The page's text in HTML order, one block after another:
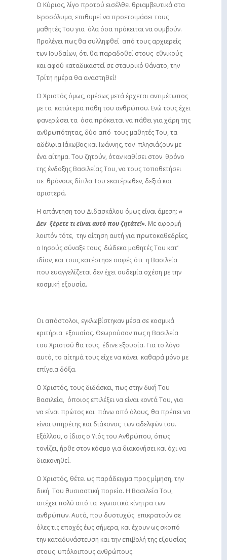
Ο Κύριος, λίγο προτού εισέλθει θριαμβευτικά στα
Ιεροσόλυμα, επιθυμεί να προετοιμάσει τους
μαθητές Του για όλα όσα πρόκειται να συμβούν.
Προλέγει πως θα συλληφθεί από τους αρχιερείς
των Ιουδαίων, ότι θα παραδοθεί στους εθνικούς
και αφού καταδικαστεί σε σταυρικό θάνατο, την
Τρίτη ημέρα θα αναστηθεί!
Ο Χριστός όμως, αμέσως μετά έρχεται αντιμέτωπος
με τα κατώτερα πάθη του ανθρώπου. Ενώ τους έχει
φανερώσει τα όσα πρόκειται να πάθει για χάρη της
ανθρωπότητας, δύο από τους μαθητές Του, τα
αδέλφια Ιάκωβος και Ιωάννης, τον πλησιάζουν με
ένα αίτημα. Του ζητούν, όταν καθίσει στον θρόνο
της ένδοξης Βασιλείας Του, να τους τοποθετήσει
σε θρόνους δίπλα Του εκατέρωθεν, δεξιά και
αριστερά.
Η απάντηση του Διδασκάλου όμως είναι άμεση: «
Δεν ξέρετε τι είναι αυτό που ζητάτε!». Με αφορμή
λοιπόν τότε, την αίτηση αυτή για πρωτοκαθεδρίες,
ο Ιησούς σύναξε τους δώδεκα μαθητές Του κατ’
ιδίαν, και τους κατέστησε σαφές ότι η Βασιλεία
που ευαγγελίζεται δεν έχει ουδεμία σχέση με την
κοσμική εξουσία.
Οι απόστολοι, εγκλωβίστηκαν μέσα σε κοσμικά
κριτήρια εξουσίας. Θεωρούσαν πως η Βασιλεία
του Χριστού θα τους έδινε εξουσία. Για το λόγο
αυτό, το αίτημά τους είχε να κάνει καθαρά μόνο με
επίγεια δόξα.
Ο Χριστός, τους διδάσκει, πως στην δική Του
Βασιλεία, όποιος επιλέξει να είναι κοντά Του, για
να είναι πρώτος και πάνω από όλους, θα πρέπει να
είναι υπηρέτης και διάκονος των αδελφών του.
Εξάλλου, ο ίδιος ο Υιός του Ανθρώπου, όπως
τονίζει, ήρθε στον κόσμο για διακονήσει και όχι να
διακονηθεί.
Ο Χριστός, θέτει ως παράδειγμα προς μίμηση, την
δική Του θυσιαστική πορεία. Η Βασιλεία Του,
απέχει πολύ από τα εγωιστικά κίνητρα των
ανθρώπων. Αυτά, που δυστυχώς επικρατούν σε
όλες τις εποχές έως σήμερα, και έχουν ως σκοπό
την καταδυνάστευση και την επιβολή της εξουσίας
στους υπόλοιπους ανθρώπους.